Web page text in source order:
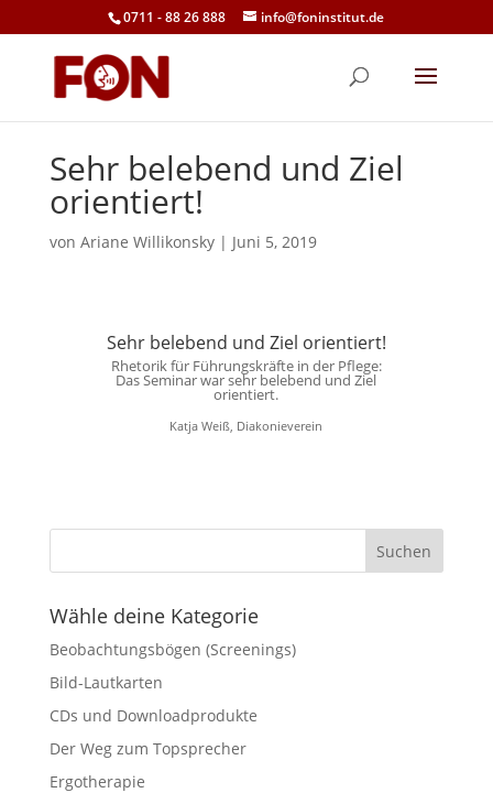
0711 - 88 26 888 info@foninstitut.de
Sehr belebend und Ziel
orientiert!
von Ariane Willikonsky| Juni 5, 2019
Sehr belebend und Ziel orientiert!
Rhetorik für Führungskräfte in der Pflege:
Das Seminar war sehr belebend und Ziel
orientiert.
Katja Weiß, Diakonieverein
Wähle deine Kategorie
Beobachtungsbögen (Screenings)
Bild-Lautkarten
CDs und Downloadprodukte
Der Weg zum Topsprecher
Ergotherapie